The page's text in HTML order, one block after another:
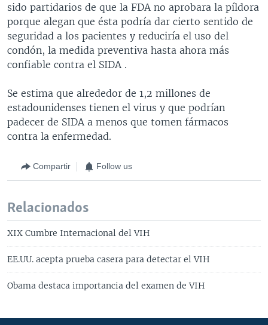
sido partidarios de que la FDA no aprobara la píldora
porque alegan que ésta podría dar cierto sentido de
seguridad a los pacientes y reduciría el uso del
condón, la medida preventiva hasta ahora más
confiable contra el SIDA .
Se estima que alrededor de 1,2 millones de
estadounidenses tienen el virus y que podrían
padecer de SIDA a menos que tomen fármacos
contra la enfermedad.
Compartir Follow us
Relacionados
XIX Cumbre Internacional del VIH
EE.UU. acepta prueba casera para detectar el VIH
Obama destaca importancia del examen de VIH